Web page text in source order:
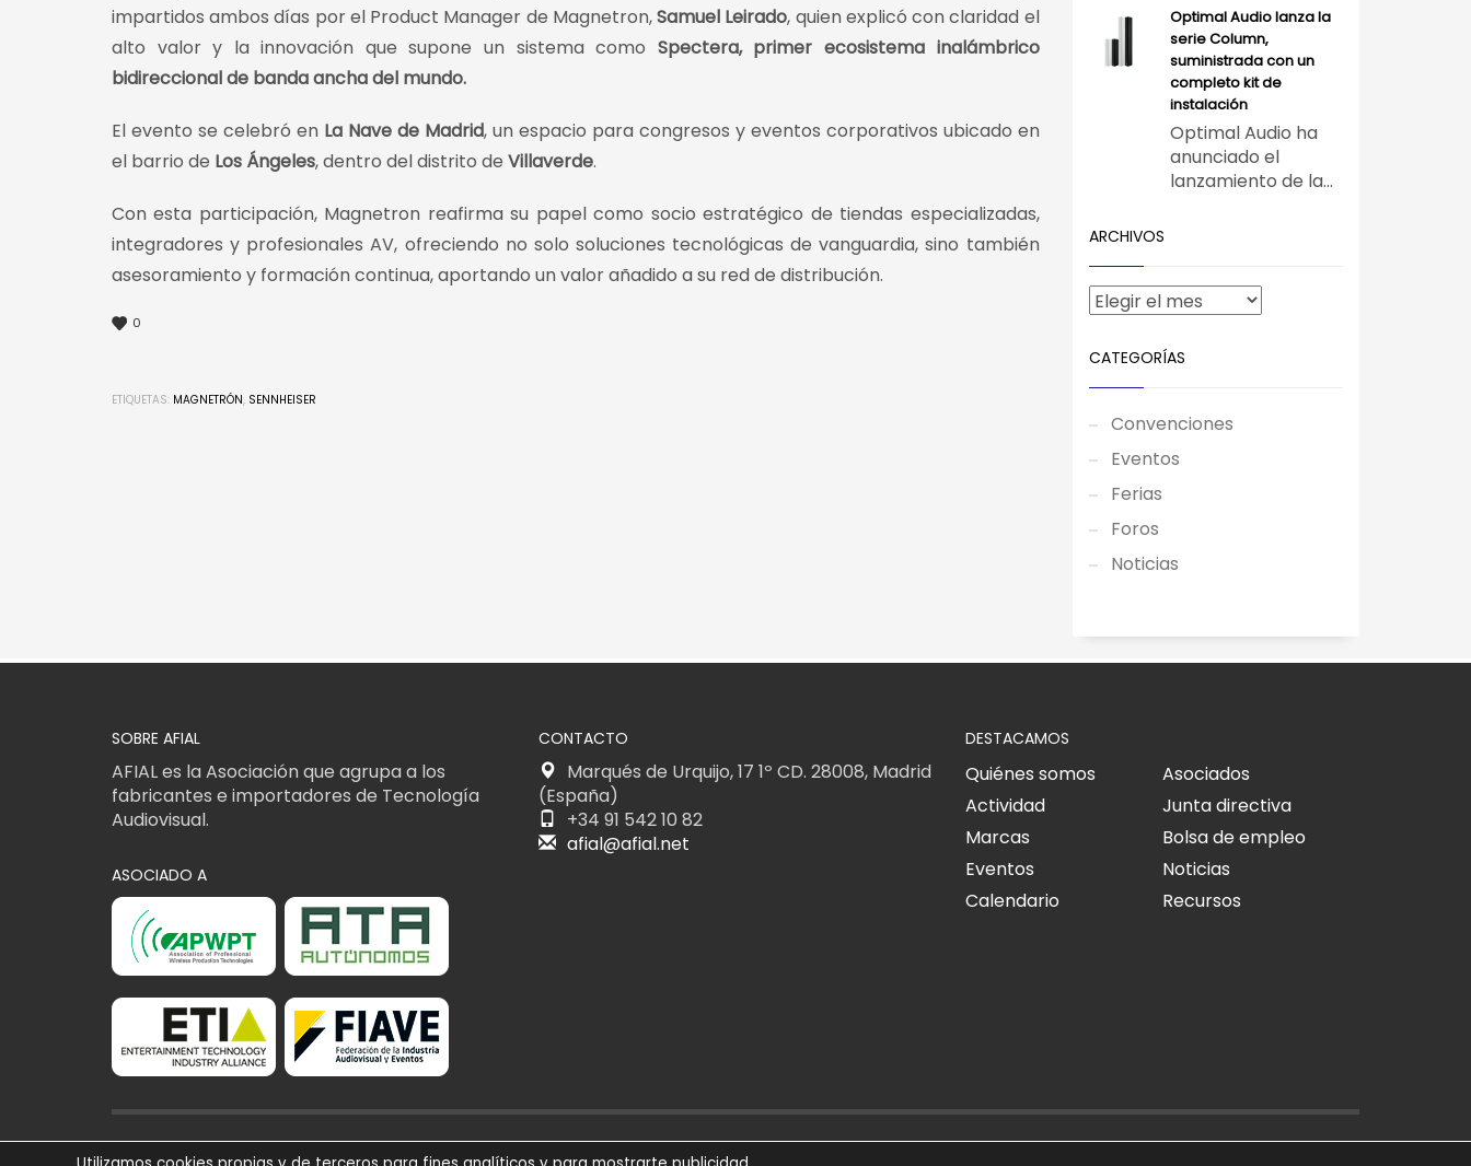
impartidos ambos días por el Product Manager de Magnetron,Samuel Leirado, quien explicó con claridad el
alto valor y la innovación que supone un sistema como Spectera, primer ecosistema inalámbrico
bidireccional de banda ancha del mundo.
El evento se celebró en La Nave de Madrid, un espacio para congresos y eventos corporativos ubicado en
el barrio de Los Ángeles, dentro del distrito de Villaverde.
Con esta participación, Magnetron reafirma su papel como socio estratégico de tiendas especializadas,
integradores y profesionales AV, ofreciendo no solo soluciones tecnológicas de vanguardia, sino también
asesoramiento y formación continua, aportando un valor añadido a su red de distribución.
0
ETIQUETAS: MAGNETRÓN, SENNHEISER
Optimal Audio lanza la
serie Column,
suministrada con un
completo kit de
instalación
Optimal Audio ha
anunciado el
lanzamiento de la...
ARCHIVOS
CATEGORÍAS
Convenciones
Eventos
Ferias
Foros
Noticias
SOBRE AFIAL
AFIAL es la Asociación que agrupa a los
fabricantes e importadores de Tecnología
Audiovisual.
ASOCIADO A
CONTACTO
Marqués de Urquijo, 17 1º CD. 28008, Madrid
(España)
+34 91 542 10 82
afial@afial.net
DESTACAMOS
Quiénes somos
Asociados
Actividad
Junta directiva
Marcas
Bolsa de empleo
Eventos
Noticias
Calendario
Recursos
AFIAL Asociación © 2026